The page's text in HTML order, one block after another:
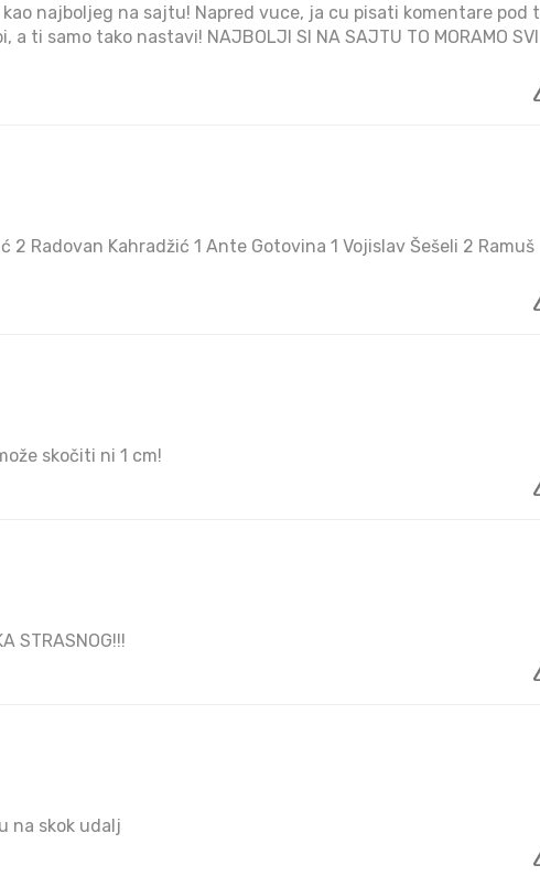
najboljeg na sajtu! Napred vuce, ja cu pisati komentare pod t
ti samo tako nastavi! NAJBOLJI SI NA SAJTU TO MORAMO SVI
2 Radovan Kahradžić 1 Ante Gotovina 1 Vojislav Šešeli 2 Ramuš
skočiti ni 1 cm!
STRASNOG!!!
na skok udalj